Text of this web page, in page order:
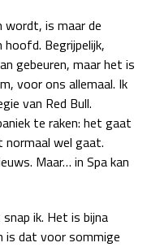
wordt, is maar de
Begrijpelijk,
gebeuren, maar het is
voor ons allemaal. Ik
van Red Bull.
te raken: het gaat
normaal wel gaat.
Maar… in Spa kan
ik. Het is bijna
is dat voor sommige